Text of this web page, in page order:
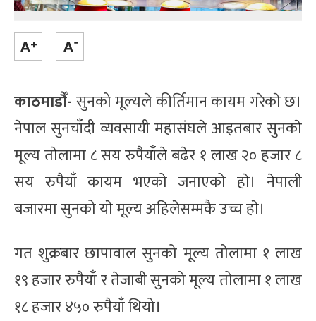
काठमाडौँ-सुनको मूल्यले कीर्तिमान कायम गरेकाे छ।
नेपाल सुनचाँदी व्यवसायी महासंघले आइतबार सुनकाे
मूल्य ताेलामा ८ सय रुपैयाँले बढेर १ लाख २० हजार ८
सय रुपैयाँ कायम भएको जनाएको हाे। नेपाली
बजारमा सुनको याे मूल्य अहिलेसम्मकै उच्च हाे।
गत शुक्रबार छापावाल सुनको मूल्य तोलामा १ लाख
१९ हजार रुपैयाँ र तेजाबी सुनको मूल्य तोलामा १ लाख
१८ हजार ४५० रुपैयाँ थियो।